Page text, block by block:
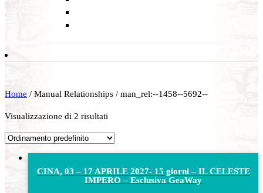
Home / Manual Relationships / man_rel:--1458--5692--
Visualizzazione di 2 risultati
CINA, 03 – 17 APRILE 2027- 15 giorni – IL CELESTE
IMPERO – Esclusiva GeaWay